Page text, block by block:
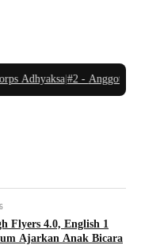
|#2 -Anggota Komisi
Flyers 4.0, English 1
Ajarkan Anak Bicara